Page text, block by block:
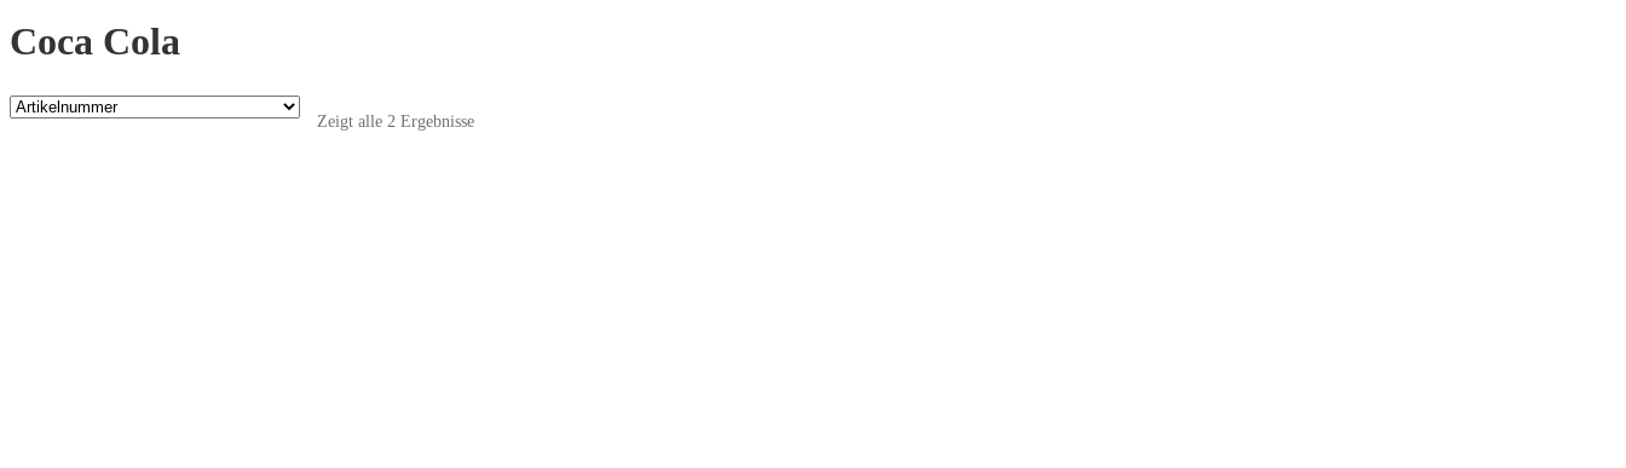
Coca Cola
Zeigt alle 2 Ergebnisse